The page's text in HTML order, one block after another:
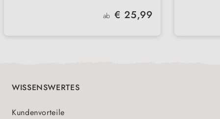
Regulärer Preis:
ab € 25,99
WISSENSWERTES
Kundenvorteile